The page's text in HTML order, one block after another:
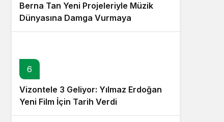
Berna Tan Yeni Projeleriyle Müzik
Dünyasına Damga Vurmaya
Hazırlanıyor
6
Vizontele 3 Geliyor: Yılmaz Erdoğan
Yeni Film İçin Tarih Verdi